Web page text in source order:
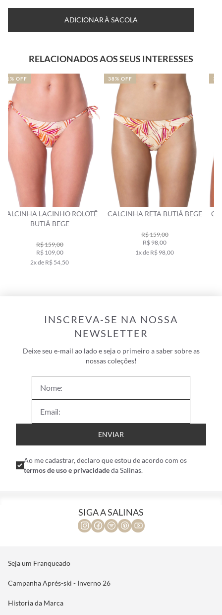
ADICIONAR À SACOLA
RELACIONADOS AOS SEUS INTERESSES
CALCINHA RETA BUTIÁ BEGE
R$ 98,00
1x de R$ 98,00
38% OFF
CALCINHA LACINHO FRUFRU
R$ 219,00
R$ 149,00
32% OFF
INSCREVA-SE NA NOSSA
NEWSLETTER
Deixe seu e-mail ao lado e seja o primeiro a saber sobre as
nossas coleções!
ENVIAR
Ao me cadastrar, declaro que estou de acordo com os
termos de uso e privacidadeda Salinas.
SIGA A SALINAS
Seja um Franqueado
Campanha Aprés-ski - Inverno 26
Historia da Marca